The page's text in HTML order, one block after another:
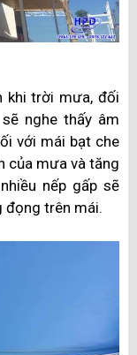
khi trời mưa, đối
nghe thấy âm
với mái bạt che
của mưa và tăng
nếp gấp sẽ
trên mái.